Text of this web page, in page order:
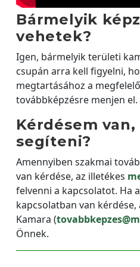
Bármelyik
vehetek?
Igen, bármelyik területi
csupán arra kell figyelni,
megtartásához a
továbbképzésre menjen el.
Kérdésem
segíteni?
Amennyiben szakmai
van kérdése, az illetékes
felvenni a kapcsolatot. Ha
kapcsolatban van
Kamara (
Önnek.